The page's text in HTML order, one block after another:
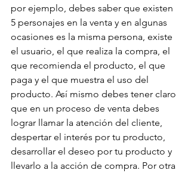
por ejemplo, debes saber que existen
5 personajes en la venta y en algunas
ocasiones es la misma persona, existe
el usuario, el que realiza la compra, el
que recomienda el producto, el que
paga y el que muestra el uso del
producto. Así mismo debes tener claro
que en un proceso de venta debes
lograr llamar la atención del cliente,
despertar el interés por tu producto,
desarrollar el deseo por tu producto y
llevarlo a la acción de compra. Por otra